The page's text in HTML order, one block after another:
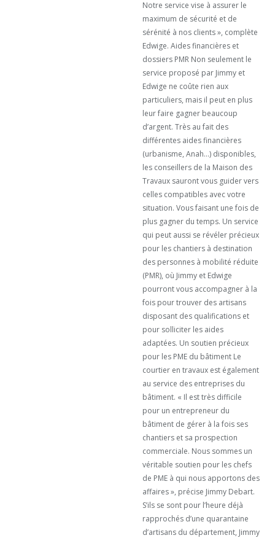
Notre service vise à assurer le
maximum de sécurité et de
sérénité à nos clients », complète
Edwige. Aides financières et
dossiers PMR Non seulement le
service proposé par Jimmy et
Edwige ne coûte rien aux
particuliers, mais il peut en plus
leur faire gagner beaucoup
d’argent. Très au fait des
différentes aides financières
(urbanisme, Anah…) disponibles,
les conseillers de la Maison des
Travaux sauront vous guider vers
celles compatibles avec votre
situation. Vous faisant une fois de
plus gagner du temps. Un service
qui peut aussi se révéler précieux
pour les chantiers à destination
des personnes à mobilité réduite
(PMR), où Jimmy et Edwige
pourront vous accompagner à la
fois pour trouver des artisans
disposant des qualifications et
pour solliciter les aides
adaptées. Un soutien précieux
pour les PME du bâtiment Le
courtier en travaux est également
au service des entreprises du
bâtiment. « Il est très difficile
pour un entrepreneur du
bâtiment de gérer à la fois ses
chantiers et sa prospection
commerciale. Nous sommes un
véritable soutien pour les chefs
de PME à qui nous apportons des
affaires », précise Jimmy Debart.
S’ils se sont pour l’heure déjà
rapprochés d’une quarantaine
d’artisans du département, Jimmy